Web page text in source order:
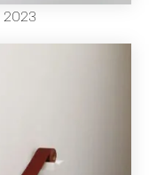
2023